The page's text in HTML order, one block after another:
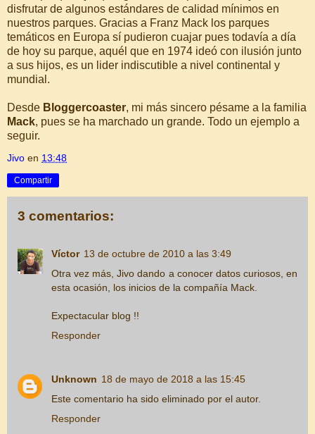
disfrutar de algunos estándares de calidad mínimos en
nuestros parques. Gracias a Franz Mack los parques
temáticos en Europa sí pudieron cuajar pues todavía a día
de hoy su parque, aquél que en 1974 ideó con ilusión junto
a sus hijos, es un lider indiscutible a nivel continental y
mundial.
Desde Bloggercoaster, mi más sincero pésame a la familia
Mack, pues se ha marchado un grande. Todo un ejemplo a
seguir.
Jivo en 13:48
Compartir
3 comentarios:
Víctor 13 de octubre de 2010 a las 3:49
Otra vez más, Jivo dando a conocer datos curiosos, en
esta ocasión, los inicios de la compañía Mack.
Expectacular blog !!
Responder
Unknown 18 de mayo de 2018 a las 15:45
Este comentario ha sido eliminado por el autor.
Responder